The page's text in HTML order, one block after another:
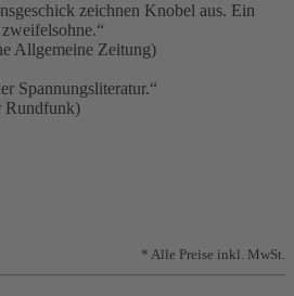
zeichnen Knobel aus. Ein
Allgemeine Zeitung)
Spannungsliteratur.“
Rundfunk)
* Alle Preise inkl. MwSt.